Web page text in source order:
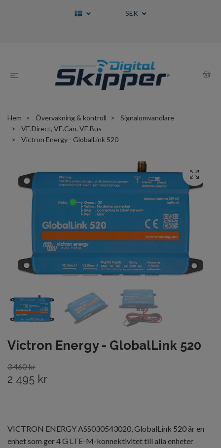
SEK
Hem Övervakning & kontroll
Signalomvandlare
VE.Direct, VE.Can, VE.Bus
Victron Energy - GlobalLink 520
Victron Energy - GlobalLink 520
3 460 kr
2 495 kr
VICTRON ENERGY ASS030543020, GlobalLink 520 är en
enhet som ger 4 G LTE-M-konnektivitet till alla enheter